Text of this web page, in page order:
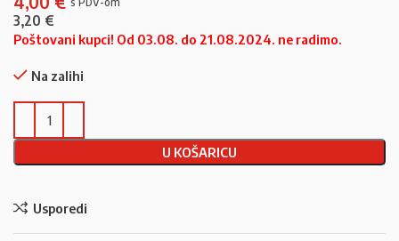
3,20 €
Poštovani kupci! Od 03.08. do 21.08.2024. ne radimo.
Na zalihi
U KOŠARICU
Usporedi